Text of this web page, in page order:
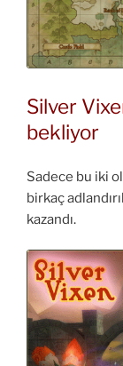
Silver
bekliyor
Sadece bu iki
birkaç
kazandı.